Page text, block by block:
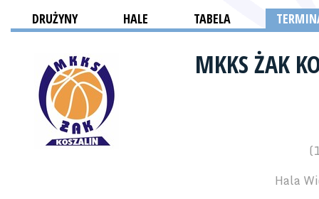
DRUŻYNY HALE TABELA
MKKS ŻAK
Hala